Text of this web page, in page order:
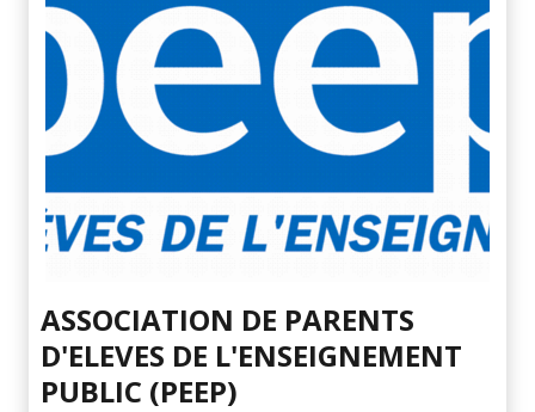
ASSOCIATION DE PARENTS
D'ELEVES DE L'ENSEIGNEMENT
PUBLIC (PEEP)